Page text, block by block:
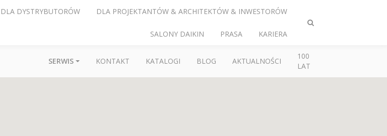
Przełącz
DLA DYSTRYBUTORÓW DLA PROJEKTANTÓW & ARCHITEKTÓW & INWESTORÓW
SALONY DAIKIN PRASA KARIERA
SERWIS KONTAKT KATALOGI BLOG AKTUALNOŚCI
100
LAT